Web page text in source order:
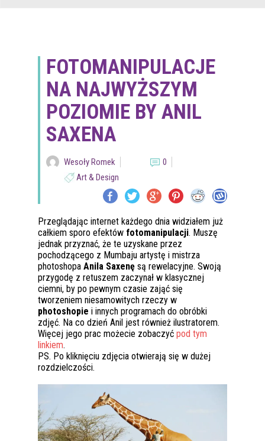
FOTOMANIPULACJE
NA NAJWYŻSZYM
POZIOMIE BY ANIL
SAXENA
Wesoły Romek
0
Art & Design
Przeglądając internet każdego dnia widziałem już
całkiem sporo efektów fotomanipulacji. Muszę
jednak przyznać, że te uzyskane przez
pochodzącego z Mumbaju artystę i mistrza
photoshopa Anila Saxenę są rewelacyjne. Swoją
przygodę z retuszem zaczynał w klasycznej
ciemni, by po pewnym czasie zająć się
tworzeniem niesamowitych rzeczy w
photoshopie i innych programach do obróbki
zdjęć. Na co dzień Anil jest również ilustratorem.
Więcej jego prac możecie zobaczyć pod tym
linkiem.
PS. Po kliknięciu zdjęcia otwierają się w dużej
rozdzielczości.